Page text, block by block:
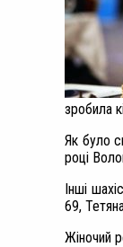
зробила
Як було
році
Інші
69,
Жіночий